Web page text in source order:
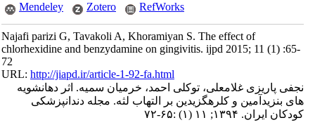
Mendeley
Zotero RefWorks
Najafi parizi G, Tavakoli A, Khoramiyan S. The effect of
chlorhexidine and benzydamine on gingivitis. ijpd 2015; 11 (1) :65-
72
URL:http://jiapd.ir/article-1-92-fa.html
نجفی پاریزی غلامعلی، توکلی احمد، خرمیان سمیه. اثر دهانشویه
های بنزیدآمین و کلرهگزیدین بر التهاب لثه. مجله دندانپزشکی
کودکان ایران. ۱۳۹۴; ۱۱ (۱) :۶۵-۷۲